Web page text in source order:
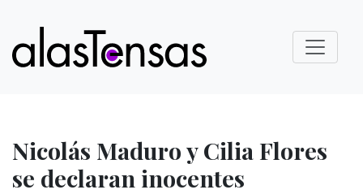
Nicolás Maduro y Cilia Flores
se declaran inocentes